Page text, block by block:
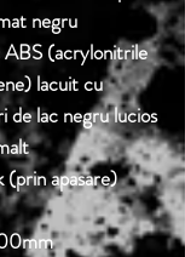
negru
ABS (acrylonitrile
lacuit cu
de lac negru lucios
apasare)